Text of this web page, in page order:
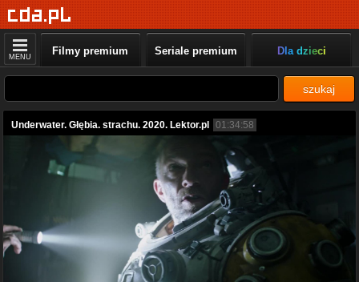
MENU Filmy premium Seriale premium Dla dzieci
szukaj
Underwater. Głębia. strachu. 2020. Lektor.pl 01:34:58